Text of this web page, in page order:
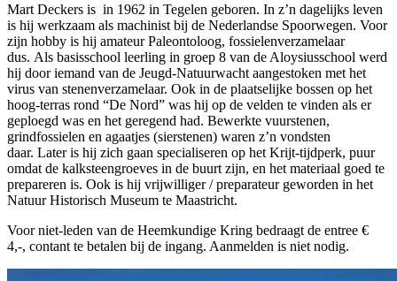
Mart Deckers is in 1962 in Tegelen geboren. In z’n dagelijks leven
is hij werkzaam als machinist bij de Nederlandse Spoorwegen. Voor
zijn hobby is hij amateur Paleontoloog, fossielenverzamelaar
dus. Als basisschool leerling in groep 8 van de Aloysiusschool werd
hij door iemand van de Jeugd-Natuurwacht aangestoken met het
virus van stenenverzamelaar. Ook in de plaatselijke bossen op het
hoog-terras rond “De Nord” was hij op de velden te vinden als er
geploegd was en het geregend had. Bewerkte vuurstenen,
grindfossielen en agaatjes (sierstenen) waren z’n vondsten
daar. Later is hij zich gaan specialiseren op het Krijt-tijdperk, puur
omdat de kalksteengroeves in de buurt zijn, en het materiaal goed te
prepareren is. Ook is hij vrijwilliger / preparateur geworden in het
Natuur Historisch Museum te Maastricht.
Voor niet-leden van de Heemkundige Kring bedraagt de entree €
4,-, contant te betalen bij de ingang. Aanmelden is niet nodig.